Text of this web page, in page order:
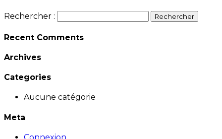
Rechercher :
Recent Comments
Archives
Categories
Aucune catégorie
Meta